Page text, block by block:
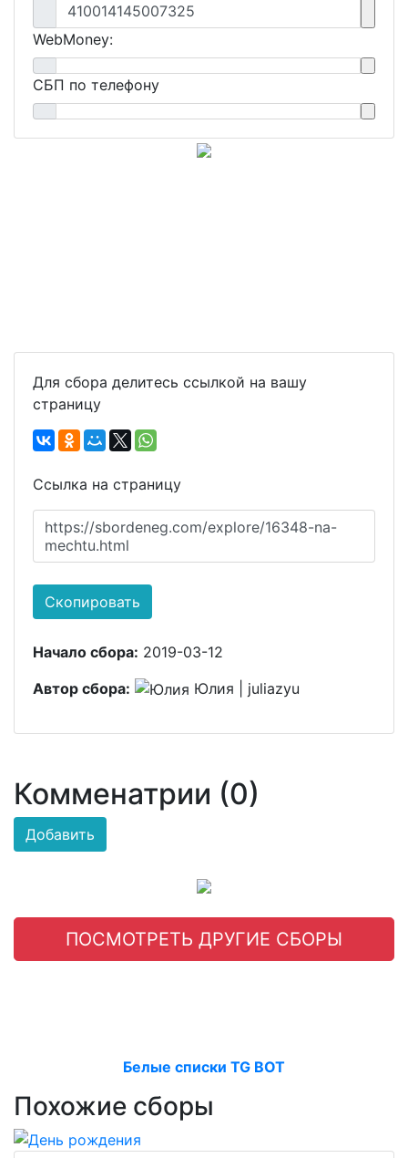
410014145007325
WebMoney:
СБП по телефону
Для сбора делитесь ссылкой на вашу
страницу
Ссылка на страницу
https://sbordeneg.com/explore/16348-na-
mechtu.html
Скопировать
Начало сбора: 2019-03-12
Автор сбора:
Юлия | juliazyu
Комменатрии (0)
Добавить
ПОСМОТРЕТЬ ДРУГИЕ СБОРЫ
Белые списки TG BOT
Похожие сборы